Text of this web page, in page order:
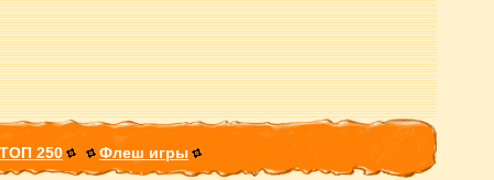
ТОП 250 Флеш игры